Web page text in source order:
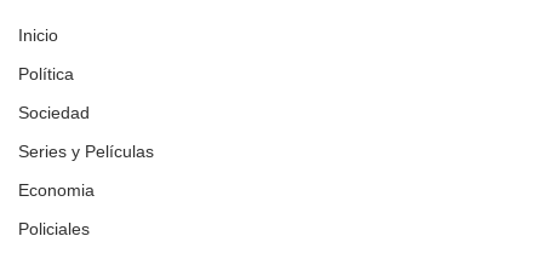
Inicio
Política
Sociedad
Series y Películas
Economia
Policiales